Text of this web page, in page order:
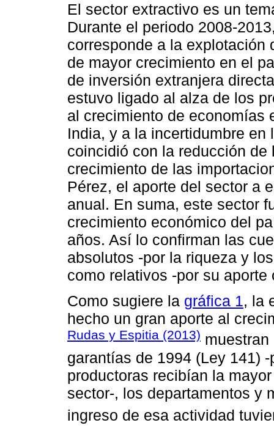
El sector extractivo es un
Durante el periodo 2008-
corresponde a la explotación
de mayor crecimiento en el
de inversión extranjera
estuvo ligado al alza de los
al crecimiento de economías
India, y a la incertidumbre
coincidió con la reducción
crecimiento de las
Pérez, el aporte del sector a
anual. En suma, este sector
crecimiento económico del
años. Así lo confirman las
absolutos -por la riqueza y
como relativos -por su
Como sugiere la gráfica 1, la
hecho un gran aporte al
Rudas y Espitia (2013)
garantías de 1994 (Ley 141)
productoras recibían la
sector-, los departamentos y
ingreso de esa actividad